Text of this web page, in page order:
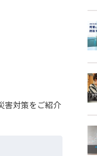
害対策をご紹介